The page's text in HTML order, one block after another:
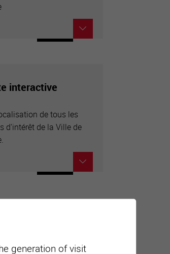
interactive
de tous les
d'intérêt de la Ville de
generation of visit